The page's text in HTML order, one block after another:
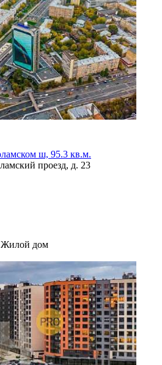
ш, 95.3 кв.м.
проезд, д. 23
Жилой дом